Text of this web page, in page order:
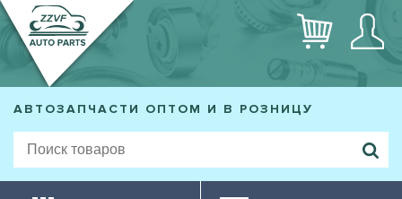
АВТОЗАПЧАСТИ ОПТОМ И В РОЗНИЦУ